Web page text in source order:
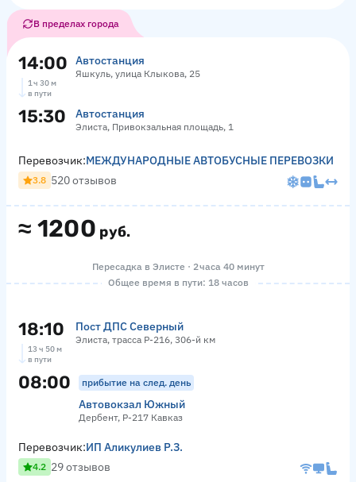
В пределах города
14:00 Автостанция
Яшкуль, улица Клыкова, 25
1 ч 30 м
в пути
15:30 Автостанция
Элиста, Привокзальная площадь, 1
≈ 1200 руб.
Перевозчик:МЕЖДУНАРОДНЫЕ АВТОБУСНЫЕ ПЕРЕВОЗКИ
3.8 520 отзывов
Пересадка в Элисте · 2 часа 40 минут
Общее время в пути: 18 часов
18:10 Пост ДПС Северный
Элиста, трасса Р-216, 306-й км
13 ч 50 м
в пути
08:00 прибытие на след. день
Автовокзал Южный
Дербент, Р-217 Кавказ
Перевозчик:ИП Аликулиев Р.З.
4.2 29 отзывов